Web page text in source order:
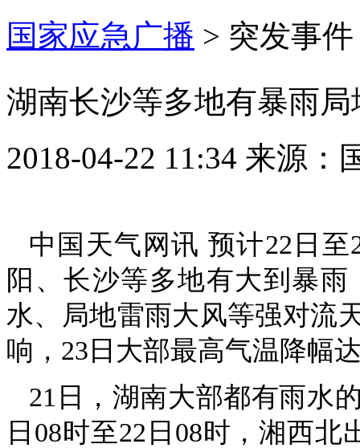
国家应急广播 > 突发事件
湖南长沙等多地有暴雨
2018-04-22 11:34 来源：
中国天气网讯 预计22日
阳、长沙等多地有大到暴
水、局地雷雨大风等强对流
响，23日大部最高气温降幅
21日，湖南大部都有雨水
日08时至22日08时，湘西